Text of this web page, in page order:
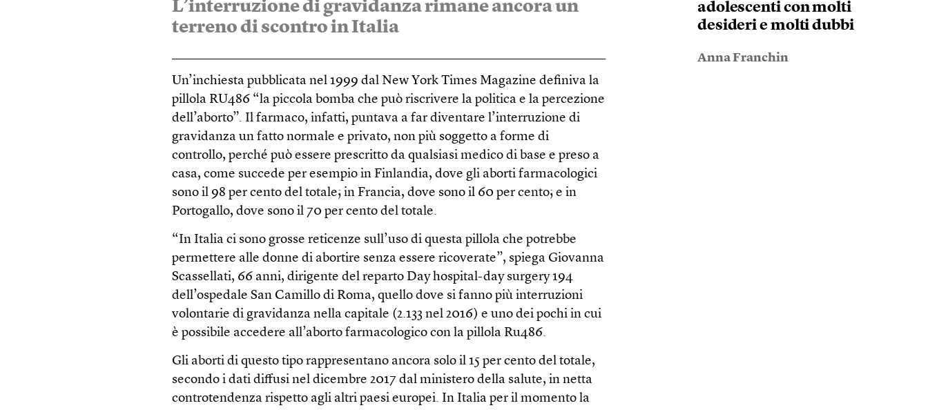
L’interruzione di gravidanza rimane ancora un
terreno di scontro in Italia
Un’inchiesta pubblicata nel 1999 dal New York Times Magazine definiva la
pillola RU486 “la piccola bomba che può riscrivere la politica e la percezione
dell’aborto”. Il farmaco, infatti, puntava a far diventare l’interruzione di
gravidanza un fatto normale e privato, non più soggetto a forme di
controllo, perché può essere prescritto da qualsiasi medico di base e preso a
casa, come succede per esempio in Finlandia, dove gli aborti farmacologici
sono il 98 per cento del totale; in Francia, dove sono il 60 per cento; e in
Portogallo, dove sono il 70 per cento del totale.
“In Italia ci sono grosse reticenze sull’uso di questa pillola che potrebbe
permettere alle donne di abortire senza essere ricoverate”, spiega Giovanna
Scassellati, 66 anni, dirigente del reparto Day hospital-day surgery 194
dell’ospedale San Camillo di Roma, quello dove si fanno più interruzioni
volontarie di gravidanza nella capitale (2.133 nel 2016) e uno dei pochi in cui
è possibile accedere all’aborto farmacologico con la pillola Ru486.
Gli aborti di questo tipo rappresentano ancora solo il 15 per cento del totale,
secondo i dati diffusi nel dicembre 2017 dal ministero della salute, in netta
controtendenza rispetto agli altri paesi europei. In Italia per il momento la
adolescenti con molti
desideri e molti dubbi
Anna Franchin